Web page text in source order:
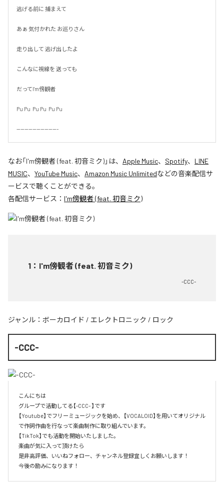
逃げる前に 捕まえて
あぁ 気付かれた お巡りさん
走り出して 逃げ出したよ
こんなに視線を 送っても
だってI'm傍観者
Pu Pu  Pu Pu  Pu Pu
---------------------
なお「I'm傍観者 (feat. 初音ミク)」は、 Apple Music、 Spotify、 LINE
MUSIC、 YouTube Music、 Amazon Music Unlimitedなどの音楽配信サ
ービスで聴くことができる。
各配信サービス： I'm傍観者 (feat. 初音ミク)
1 ： I'm傍観者 (feat. 初音ミク)
-CCC-
ジャンル： ボーカロイド / エレクトロニック / ロック
-CCC-
こんにちは
グループで活動してる【-CCC- 】です
【Youtube】でフリーミュージックを始め、【VOCALOID】を用いてオリジナル
で作詞作曲を行なって楽曲制作に取り組んでいます。
【TikTok】でも活動を開始いたしました。
楽曲が気に入って頂けたら
是非高評価、いいねフォロー、チャンネル登録宜しくお願いします！
今後の励みになります！